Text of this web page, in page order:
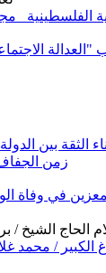
الفلسطينية_
الثقة بين
زمن
في وفاة
الكبير / محمد